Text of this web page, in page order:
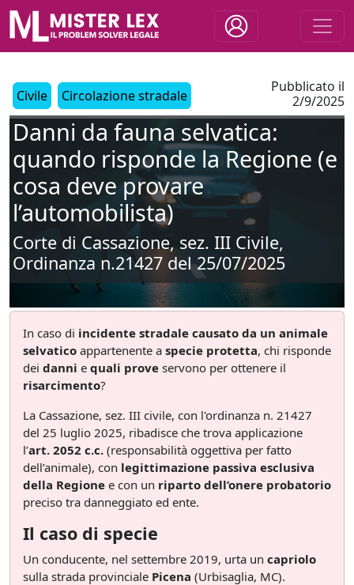
Civile Circolazione stradale
Pubblicato il
2/9/2025
Danni da fauna selvatica:
quando risponde la Regione (e
cosa deve provare
l’automobilista)
Corte di Cassazione, sez. III Civile,
Ordinanza n.21427 del 25/07/2025
In caso di incidente stradale causato da un animale
selvatico appartenente a specie protetta, chi risponde
dei danni e quali prove servono per ottenere il
risarcimento?
La Cassazione, sez. III civile, con l'ordinanza n. 21427
del 25 luglio 2025, ribadisce che trova applicazione
l’art. 2052 c.c. (responsabilità oggettiva per fatto
dell’animale), con legittimazione passiva esclusiva
della Regione e con un riparto dell’onere probatorio
preciso tra danneggiato ed ente.
Il caso di specie
Un conducente, nel settembre 2019, urta un capriolo
sulla strada provinciale Picena (Urbisaglia, MC).